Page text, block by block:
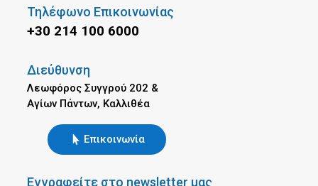
Τηλέφωνο Επικοινωνίας
+30 214 100 6000
Διεύθυνση
Λεωφόρος Συγγρού 202 &
Αγίων Πάντων, Καλλιθέα
Επικοινωνία
Εγγραφείτε στο newsletter μας